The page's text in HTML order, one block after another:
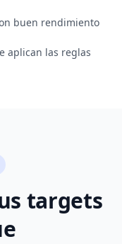
buen rendimiento
aplican las reglas
targets